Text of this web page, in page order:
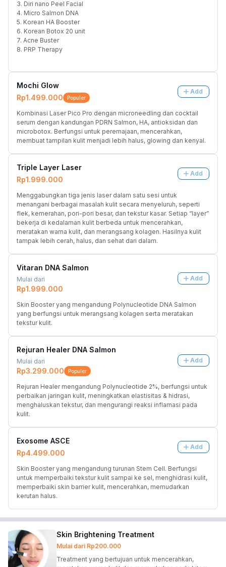
3. Diri nano Peel Facial
4. Micro Salmon DNA
5. Korean HA Booster
6. Korean Botox 20 unit
7. Acne Buster
8. PRP Therapy
Mochi Glow
Rp1.499.000
Populer
Add
Kombinasi Laser Pico Pro dengan microneedling dan cocktail
serum dengan kandungan PDRN Salmon, HA, antioksidan dan
microbotox. Berfungsi untuk peremajaan, mencerahkan,
membuat tampilan kulit menjadi lebih halus, glowing dan kenyal.
Triple Layer Laser
Rp1.999.000
Add
Menggabungkan tiga jenis laser dalam satu sesi untuk
menangani berbagai masalah kulit secara menyeluruh, seperti
flek, kemerahan, pori-pori besar, dan tekstur kasar. Setiap “layer”
bekerja di kedalaman kulit berbeda untuk mencerahkan,
meratakan warna kulit, dan merangsang kolagen. Hasilnya kulit
tampak lebih cerah, halus, dan sehat dari dalam.
Vitaran DNA Salmon
Mulai dari
Rp1.999.000
Add
Skin Booster yang mengandung Polynucleotide DNA Salmon
yang berfungsi untuk merangsang kolagen serta meratakan
tekstur kulit.
Rejuran Healer DNA Salmon
Mulai dari
Rp3.299.000 Populer
Add
Rejuran Healer mengandung Polynucleotide 2%, berfungsi untuk
perbaikan jaringan kulit, meningkatkan elastisitas & hidrasi,
menghaluskan tekstur, dan mengurangi reaksi inflamasi pada
kulit.
Exosome ASCE
Rp4.499.000
Add
Skin Booster yang mengandung turunan Stem Cell. Berfungsi
untuk memperbaiki tekstur kulit sampai ke sel, menghidrasi kulit,
memperbaiki skin barrier kulit, mencerahkan, memudarkan
kerutan halus.
Skin Brightening Treatment
Mulai dari Rp200.000
Treatment yang bertujuan untuk mencerahkan,